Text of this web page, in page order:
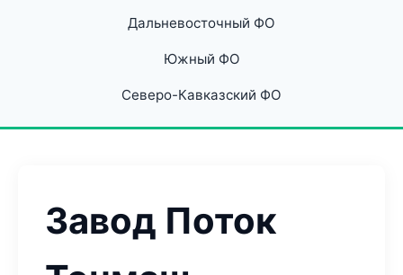
Дальневосточный ФО
Южный ФО
Северо-Кавказский ФО
Завод Поток